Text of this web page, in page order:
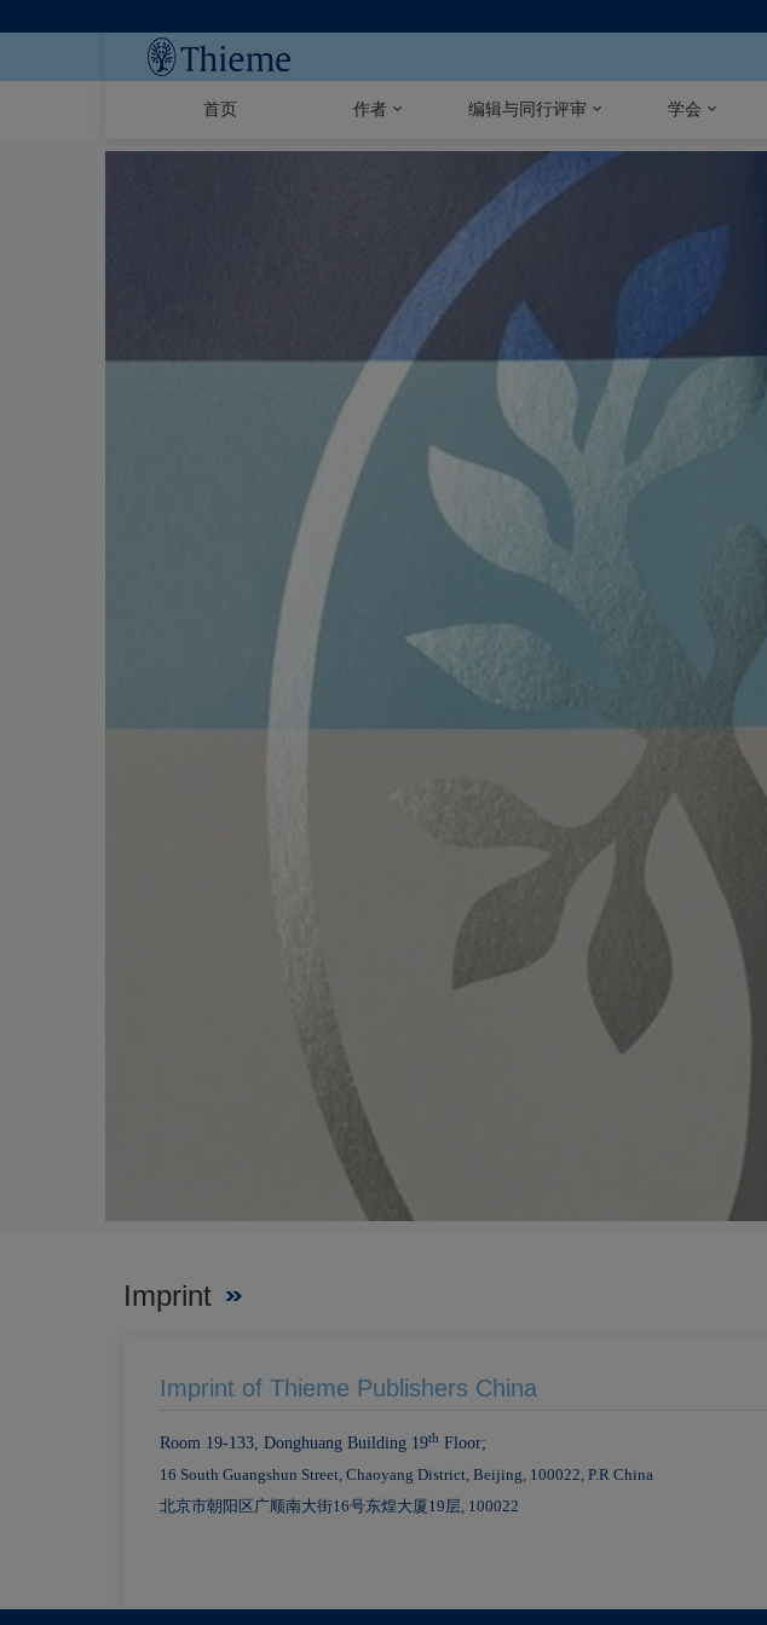
首页 作者 编辑与同行评审 学会
Imprint
Imprint of Thieme Publishers China
Room 19-133, Donghuang Building 19th Floor;
16 South Guangshun Street, Chaoyang District, Beijing, 100022, P.R China
北京市朝阳区广顺南大街16号东煌大厦19 层 100022